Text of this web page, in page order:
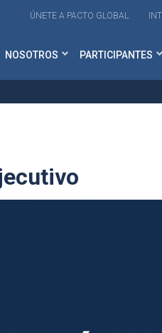
ÚNETE A PACTO GLOBAL
NOSOTROS PARTICIPANTES